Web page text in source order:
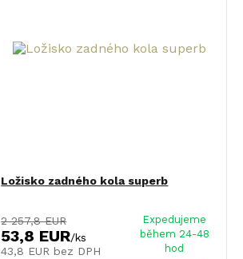
Ložisko zadného kola superb
2 257,8 EUR
53,8 EUR/ks
43,8 EUR bez DPH
Expedujeme
během 24-48
hod